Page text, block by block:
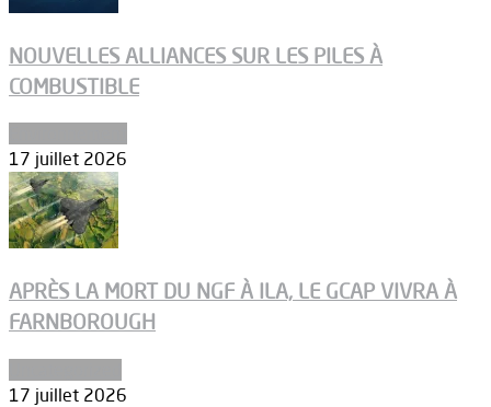
NOUVELLES ALLIANCES SUR LES PILES À
COMBUSTIBLE
17 juillet 2026
APRÈS LA MORT DU NGF À ILA, LE GCAP VIVRA À
FARNBOROUGH
17 juillet 2026